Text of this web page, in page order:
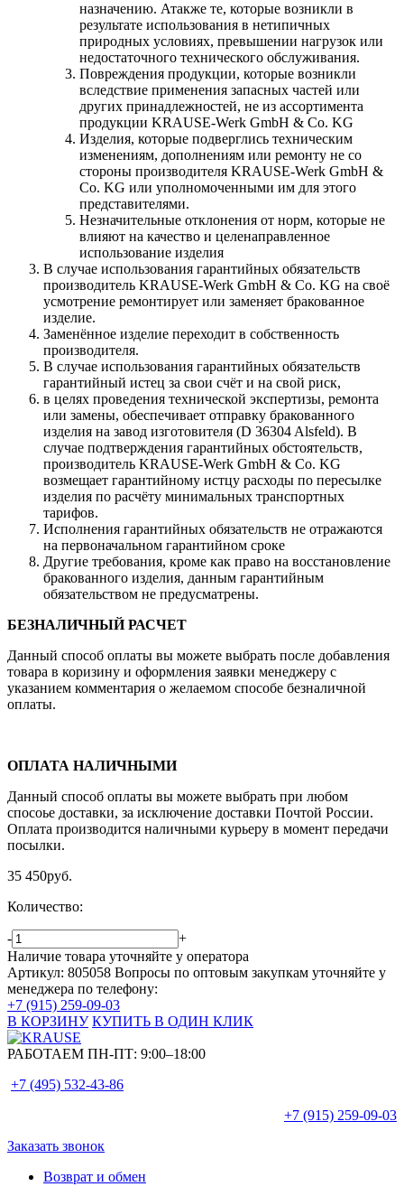
назначению. Атакже те, которые возникли в
результате использования в нетипичных
природных условиях, превышении нагрузок или
недостаточного технического обслуживания.
Повреждения продукции, которые возникли
вследствие применения запасных частей или
других принадлежностей, не из ассортимента
продукции KRAUSE-Werk GmbH & Со. KG
Изделия, которые подверглись техническим
изменениям, дополнениям или ремонту не со
стороны производителя KRAUSE-Werk GmbH &
Со. KG или уполномоченными им для этого
представителями.
Незначительные отклонения от норм, которые не
влияют на качество и целенаправленное
использование изделия
В случае использования гарантийных обязательств
производитель KRAUSE-Werk GmbH & Со. KG на своё
усмотрение ремонтирует или заменяет бракованное
изделие.
Заменённое изделие переходит в собственность
производителя.
В случае использования гарантийных обязательств
гарантийный истец за свои счёт и на свой риск,
в целях проведения технической экспертизы, ремонта
или замены, обеспечивает отправку бракованного
изделия на завод изготовителя (D 36304 Alsfeld). В
случае подтверждения гарантийных обстоятельств,
производитель KRAUSE-Werk GmbH & Со. KG
возмещает гарантийному истцу расходы по пересылке
изделия по расчёту минимальных транспортных
тарифов.
Исполнения гарантийных обязательств не отражаются
на первоначальном гарантийном сроке
Другие требования, кроме как право на восстановление
бракованного изделия, данным гарантийным
обязательством не предусматрены.
БЕЗНАЛИЧНЫЙ РАСЧЕТ
Данный способ оплаты вы можете выбрать после добавления
товара в коризину и оформления заявки менеджеру c
указанием комментария о желаемом способе безналичной
оплаты.
ОПЛАТА НАЛИЧНЫМИ
Данный способ оплаты вы можете выбрать при любом
спосоье доставки, за исключение доставки Почтой России.
Оплата производится наличными курьеру в момент передачи
посылки.
35 450руб.
Количество:
-
+
Наличие товара уточняйте у оператора
Артикул: 805058 Вопросы по оптовым закупкам уточняйте у
менеджера по телефону:
+7 (915) 259-09-03
В КОРЗИНУ КУПИТЬ В ОДИН КЛИК
РАБОТАЕМ ПН-ПТ: 9:00–18:00
+7 (495) 532-43-86
+7 (915) 259-09-03
Заказать звонок
Возврат и обмен